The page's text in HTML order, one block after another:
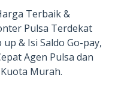
Terbaik &
Pulsa Terdekat
& Isi Saldo Go-pay,
Agen Pulsa dan
Murah.